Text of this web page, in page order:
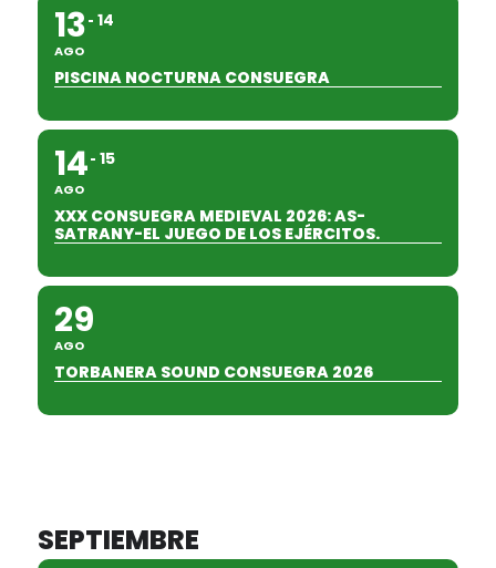
13
AGO
14
PISCINA NOCTURNA CONSUEGRA
14
AGO
15
XXX CONSUEGRA MEDIEVAL 2026: AS-
SATRANY-EL JUEGO DE LOS EJÉRCITOS.
29
AGO
TORBANERA SOUND CONSUEGRA 2026
SEPTIEMBRE